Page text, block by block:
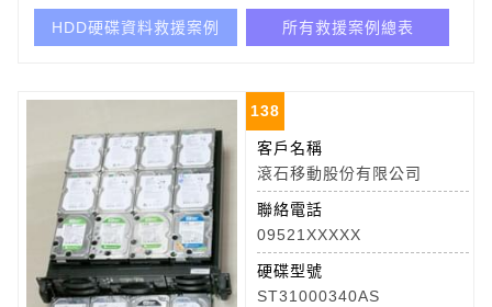
HDD硬碟資料救援案例 所有救援案例總表
138
客戶名稱
滾石移動股份有限公司
聯絡電話
09521XXXXX
硬碟型號
ST31000340AS